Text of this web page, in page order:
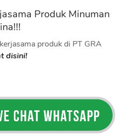
Produk Minuman
produk di PT GRA
disini!